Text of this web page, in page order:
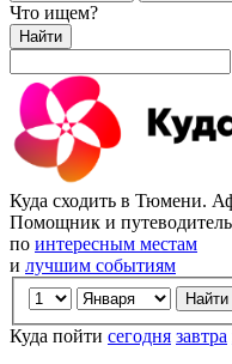
Что ищем?
Найти
Куда сходить в Тюмени.
Помощник и путеводитель
по интересным местам
и лучшим событиям
Куда пойти сегодня завтра